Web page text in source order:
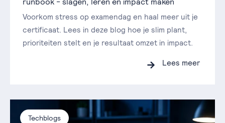
Voorkom stress op examendag en haal meer uit je
certificaat. Lees in deze blog hoe je slim plant,
prioriteiten stelt en je resultaat omzet in impact.
Lees meer
Techblogs